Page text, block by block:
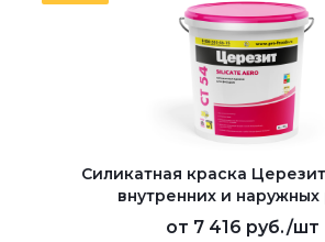
Силикатная краска
внутренних и наружных
от 7 416 руб./шт